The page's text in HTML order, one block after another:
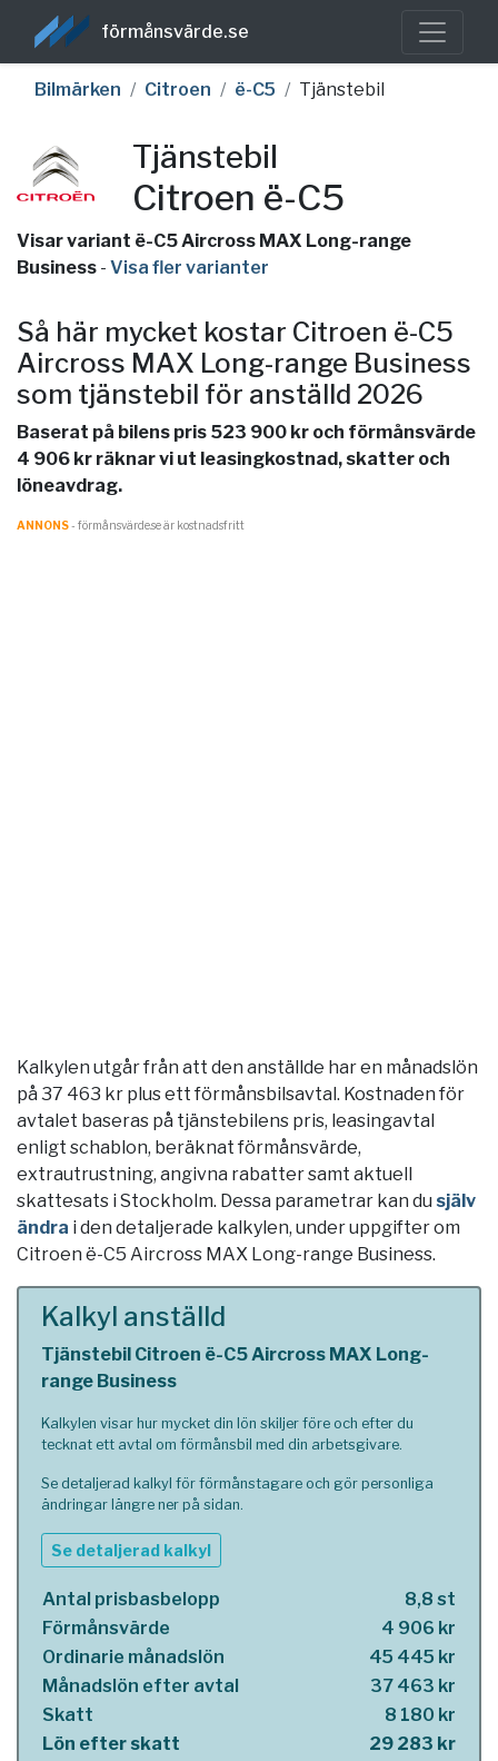
förmånsvärde.se
Bilmärken Citroen ë-C5 Tjänstebil
Tjänstebil
Citroen ë-C5
Visar variant ë-C5 Aircross MAX Long-range
Business - Visa fler varianter
Så här mycket kostar Citroen ë-C5
Aircross MAX Long-range Business
som tjänstebil för anställd 2026
Baserat på bilens pris 523 900 kr och förmånsvärde
4 906 kr räknar vi ut leasingkostnad, skatter och
löneavdrag.
ANNONS- förmånsvärde.se är kostnadsfritt
Kalkylen utgår från att den anställde har en månadslön
på 37 463 kr plus ett förmånsbilsavtal. Kostnaden för
avtalet baseras på tjänstebilens pris, leasingavtal
enligt schablon, beräknat förmånsvärde,
extrautrustning, angivna rabatter samt aktuell
skattesats i Stockholm. Dessa parametrar kan du själv
ändra i den detaljerade kalkylen, under uppgifter om
Citroen ë-C5 Aircross MAX Long-range Business.
Kalkyl anställd
Tjänstebil Citroen ë-C5 Aircross MAX Long-
range Business
Kalkylen visar hur mycket din lön skiljer före och efter du
tecknat ett avtal om förmånsbil med din arbetsgivare.
Se detaljerad kalkyl för förmånstagare och gör personliga
ändringar längre ner på sidan.
Se detaljerad kalkyl
Antal prisbasbelopp
8,8 st
Förmånsvärde
4 906 kr
Ordinarie månadslön
45 445 kr
Månadslön efter avtal
37 463 kr
Skatt
8 180 kr
Lön efter skatt
29 283 kr